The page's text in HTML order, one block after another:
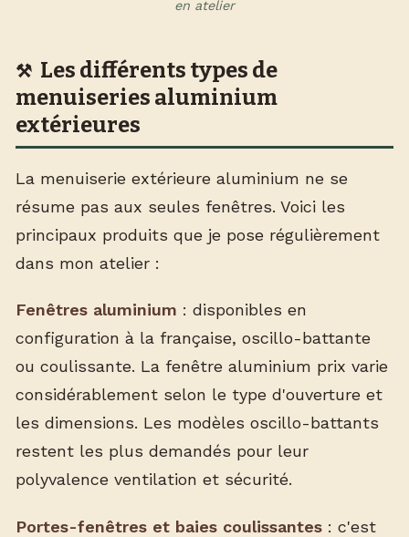
en atelier
Les différents types de
menuiseries aluminium
extérieures
La menuiserie extérieure aluminium ne se
résume pas aux seules fenêtres. Voici les
principaux produits que je pose régulièrement
dans mon atelier :
Fenêtres aluminium : disponibles en
configuration à la française, oscillo-battante
ou coulissante. La fenêtre aluminium prix varie
considérablement selon le type d'ouverture et
les dimensions. Les modèles oscillo-battants
restent les plus demandés pour leur
polyvalence ventilation et sécurité.
Portes-fenêtres et baies coulissantes : c'est